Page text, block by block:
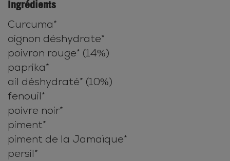
Ingrédients
Curcuma*
oignon déshydrate*
poivron rouge* (14%)
paprika*
ail déshydraté* (10%)
fenouil*
poivre noir*
piment*
piment de la Jamaïque*
persil*